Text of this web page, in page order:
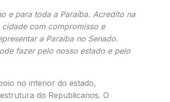
e para toda a Paraíba. Acredito na
com compromisso e
a Paraíba no Senado.
fazer pelo nosso estado e pelo
no interior do estado,
do Republicanos. O